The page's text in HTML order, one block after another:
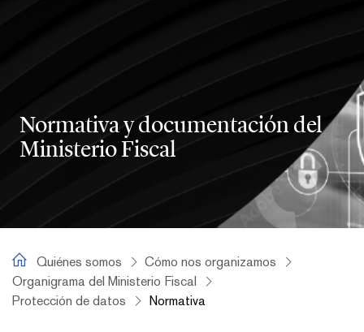
Normativa y documentación del
Ministerio Fiscal
Quiénes somos
Quiénes somos
Cómo nos organizamos
Organigrama del Ministerio Fiscal
Protección de datos
Normativa